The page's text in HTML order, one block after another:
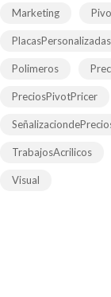
Marketing
PlacasPersonalizadas
Polimeros
PreciosPivotPricer
TrabajosAcrilicos
Visual